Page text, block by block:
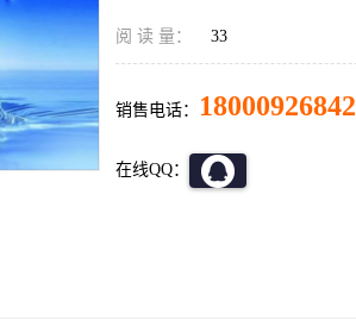
阅 读 量： 33
销售电话： 18000926842
在线QQ：